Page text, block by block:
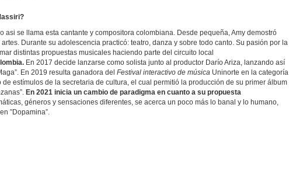
asi se llama esta cantante y compositora colombiana. Desde pequeña, Amy demostró
Durante su adolescencia practicó: teatro, danza y sobre todo canto. Su pasión por la
distintas propuestas musicales haciendo parte del circuito local
En 2017 decide lanzarse como solista junto al productor Darío Ariza, lanzando así
En 2019 resulta ganadora del Festival interactivo de música Uninorte en la categoría
de estímulos de la secretaria de cultura, el cual permitió la producción de su primer álbum
En 2021 inicia un cambio de paradigma en cuanto a su propuesta
géneros y sensaciones diferentes, se acerca un poco más lo banal y lo humano,
”Dopamina”.